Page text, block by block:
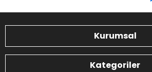
Kurumsal
Kategoriler